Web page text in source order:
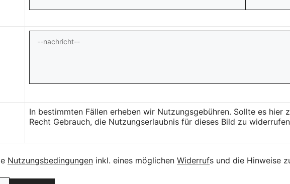
In bestimmten Fällen erheben wir Nutzungsgebühren. Sollte es hier
Recht Gebrauch, die Nutzungserlaubnis für dieses Bild zu
Nutzungsbedingungen inkl. eines möglichen Widerrufs und die Hinweise